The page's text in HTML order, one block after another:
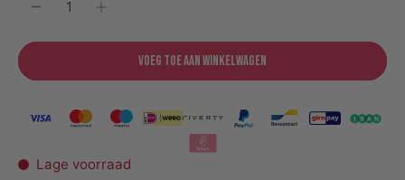
Voeg toe aan winkelwagen
Lage voorraad